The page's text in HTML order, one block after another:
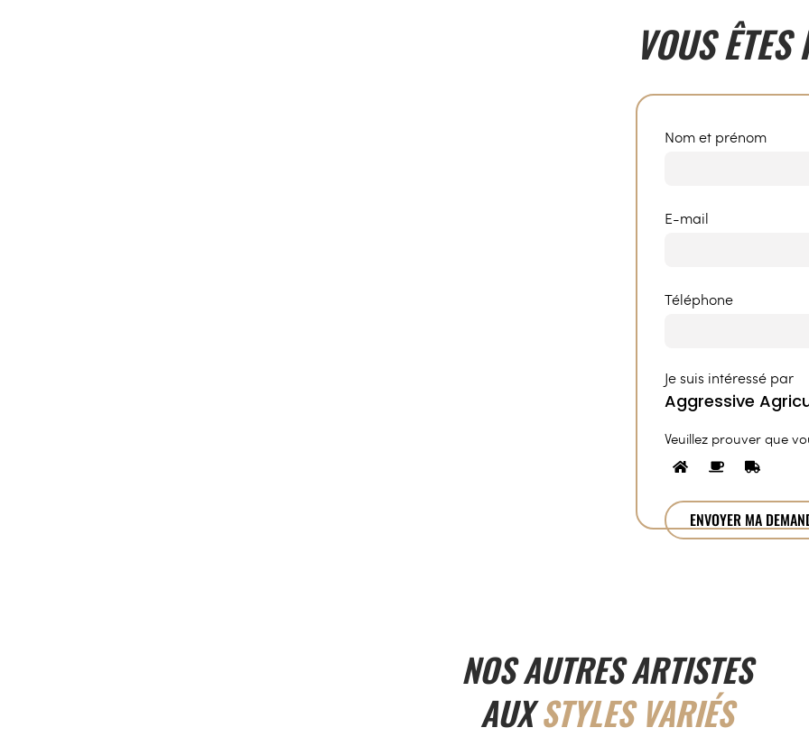
VOUS
Nom et prénom
E-mail
Téléphone
Je suis intéressé par
Veuillez prouver que
NOS AUTRES ARTISTES
AUXSTYLES VARIÉS